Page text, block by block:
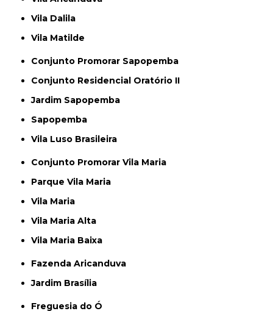
Vila Dalila
Vila Matilde
Conjunto Promorar Sapopemba
Conjunto Residencial Oratório II
Jardim Sapopemba
Sapopemba
Vila Luso Brasileira
Conjunto Promorar Vila Maria
Parque Vila Maria
Vila Maria
Vila Maria Alta
Vila Maria Baixa
Fazenda Aricanduva
Jardim Brasília
Freguesia do Ó